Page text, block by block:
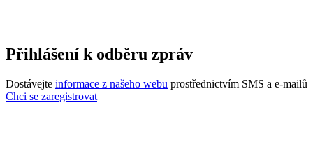
Přihlášení k odběru zpráv
Dostávejte informace z našeho webu prostřednictvím SMS a e-mailů
Chci se zaregistrovat